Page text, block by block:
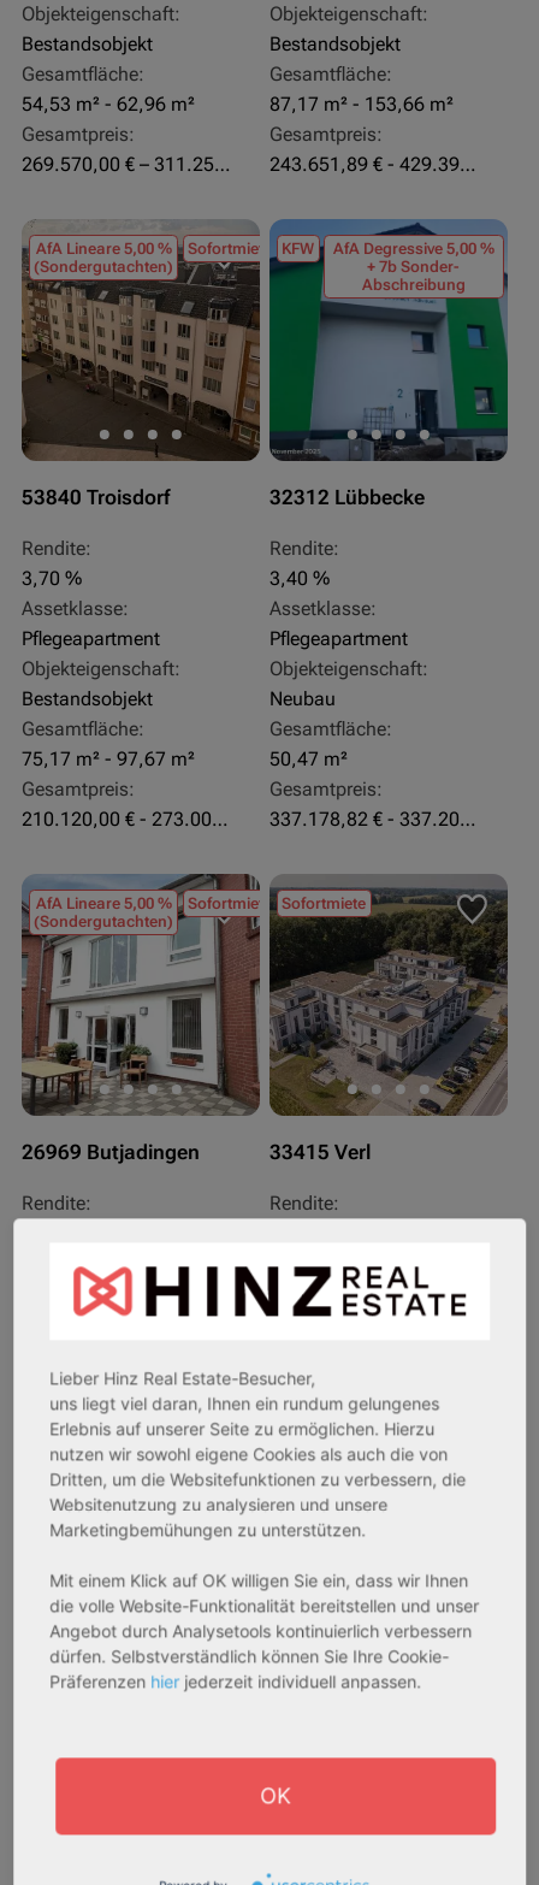
Objekteigenschaft:
Bestandsobjekt
Gesamtfläche:
54,53 m² - 62,96 m²
Gesamtpreis:
269.570,00 € – 311.250,00 €
Objekteigenschaft:
Bestandsobjekt
Gesamtfläche:
87,17 m² - 153,66 m²
Gesamtpreis:
243.651,89 € - 429.392,43 €
AfA Lineare 5,00 %
(Sondergutachten)
Sofortmiete
53840 Troisdorf
Rendite:
3,70 %
Assetklasse:
Pflegeapartment
Objekteigenschaft:
Bestandsobjekt
Gesamtfläche:
75,17 m² - 97,67 m²
Gesamtpreis:
210.120,00 € - 273.003,24 €
KFW
AfA Degressive 5,00 %
+ 7b Sonder-
Abschreibung
32312 Lübbecke
Rendite:
3,40 %
Assetklasse:
Pflegeapartment
Objekteigenschaft:
Neubau
Gesamtfläche:
50,47 m²
Gesamtpreis:
337.178,82 € - 337.207,06 €
AfA Lineare 5,00 %
(Sondergutachten)
Sofortmiete
26969 Butjadingen
Rendite:
Assetklasse:
Pflegeapartment
Objekteigenschaft:
Gesamtfläche:
41,59 m² - 62,15 m²
Gesamtpreis:
233.556,67 € - 349.016,67 €
Sofortmiete
33415 Verl
Rendite:
Assetklasse:
Pflegeapartment
Objekteigenschaft:
Gesamtfläche:
50,95 m² - 56,21 m²
Gesamtpreis:
324.754,29 € - 358.289,14 €
32469 Petershagen
Lieber Hinz Real Estate-Besucher,
uns liegt viel daran, Ihnen ein rundum gelungenes
Erlebnis auf unserer Seite zu ermöglichen. Hierzu
nutzen wir sowohl eigene Cookies als auch die von
Dritten, um die Websitefunktionen zu verbessern, die
Websitenutzung zu analysieren und unsere
Marketingbemühungen zu unterstützen.
Mit einem Klick auf OK willigen Sie ein, dass wir Ihnen
die volle Website-Funktionalität bereitstellen und unser
Angebot durch Analysetools kontinuierlich verbessern
dürfen. Selbstverständlich können Sie Ihre Cookie-
Präferenzen hier jederzeit individuell anpassen.
OK